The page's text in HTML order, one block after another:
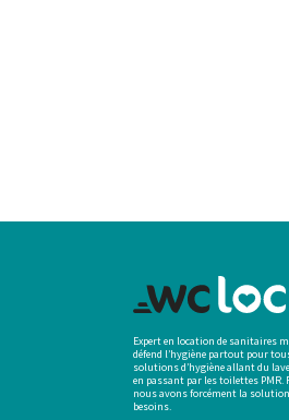
Expert en location de sanitaires
défend l’hygiène partout pour
solutions d’hygiène allant du
en passant par les toilettes PMR.
nous avons forcément la
besoins.